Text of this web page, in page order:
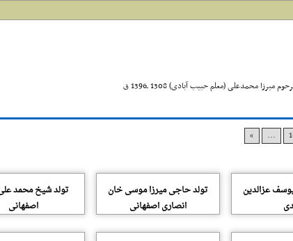
...
»
عزالدین
تولد حاجی میرزا موسی خان
انصاری اصفهانی
تولد شیخ محمد
اصفهانی